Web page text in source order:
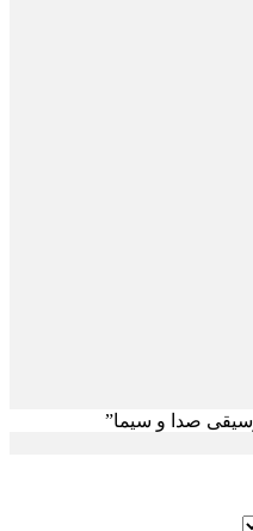
صدا و سیما”